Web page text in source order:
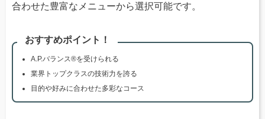
合わせた豊富なメニューから選択可能です。
おすすめポイント！
A.P.バランス®を受けられる
業界トップクラスの技術力を誇る
目的や好みに合わせた多彩なコース